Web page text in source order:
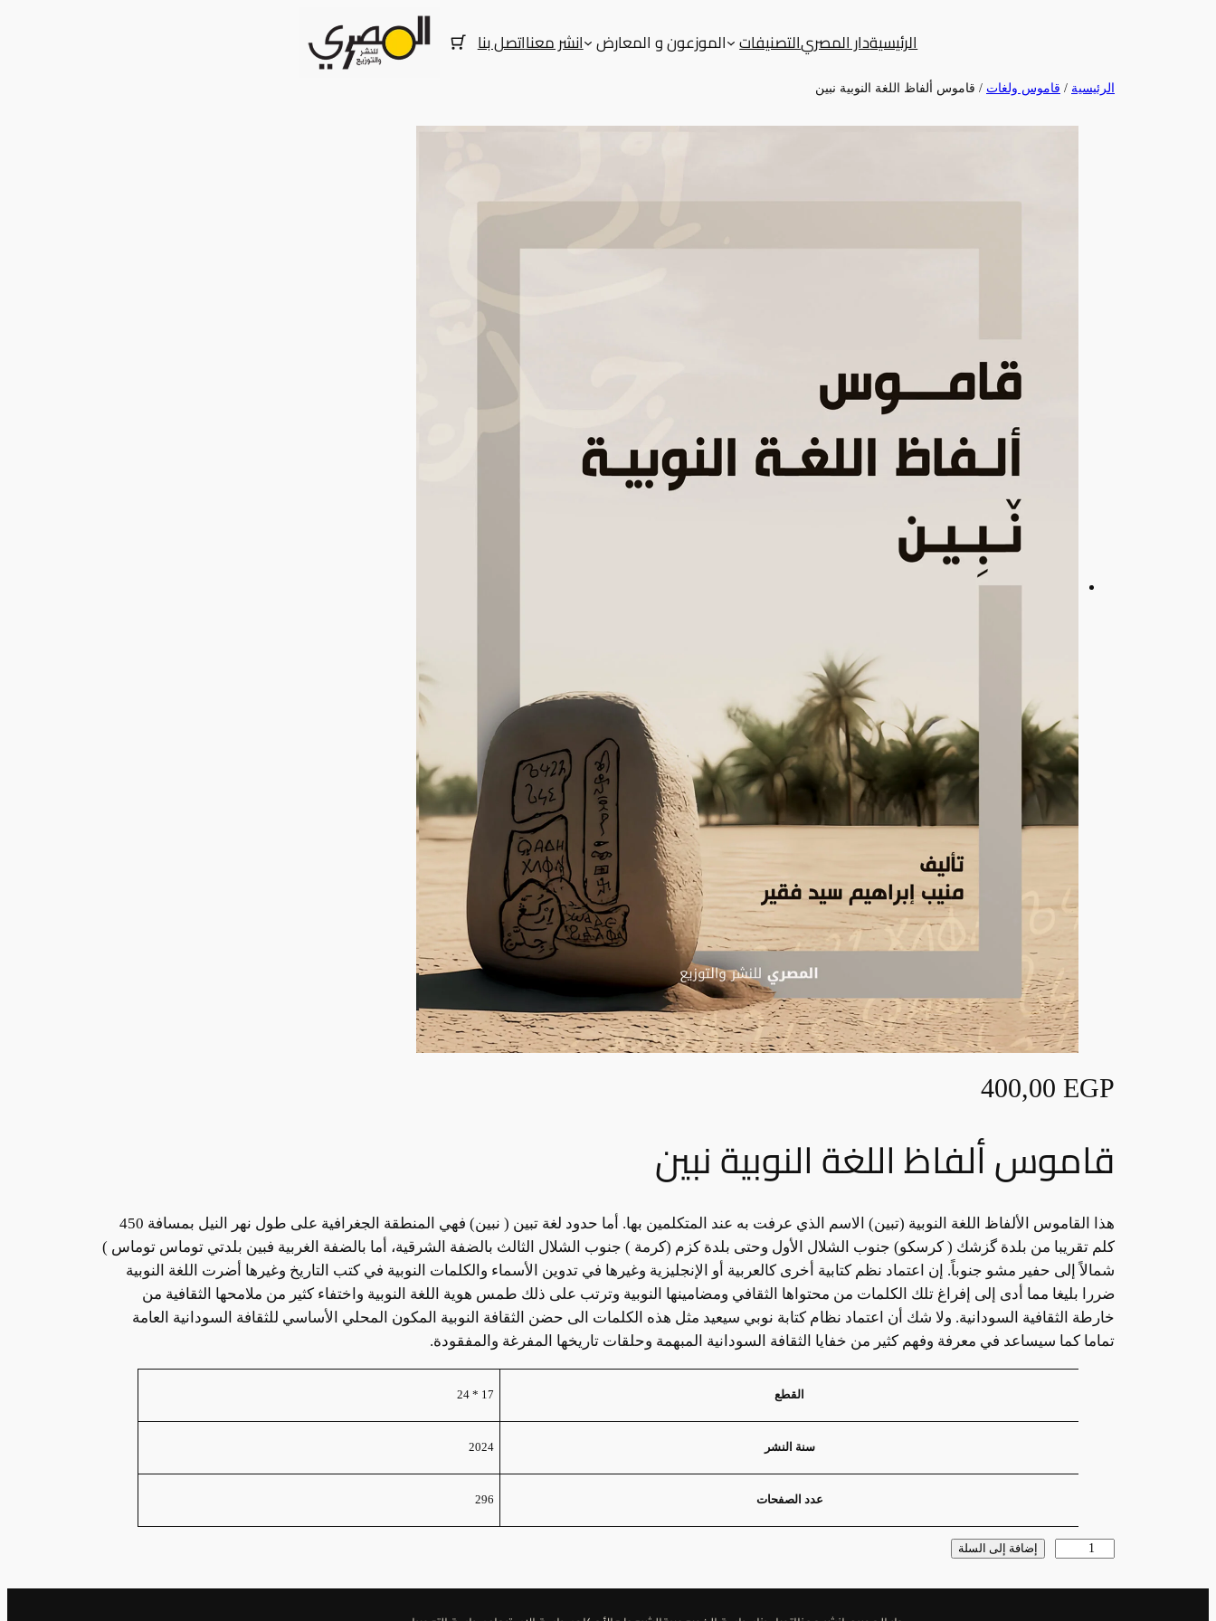
الرئيسيةدار المصريالتصنيفات الموزعون و المعارض انشر معنااتصل بنا
الرئيسية / قاموس ولغات / قاموس ألفاظ اللغة النوبية نبين
400,00 EGP
قاموس ألفاظ اللغة النوبية نبين
هذا القاموس الألفاظ اللغة النوبية (تبين) الاسم الذي عرفت به عند المتكلمين بها. أما حدود لغة تبين ( نبين) فهي المنطقة الجغرافية على طول نهر النيل بمسافة 450
كلم تقريبا من بلدة گزشك ( كرسكو) جنوب الشلال الأول وحتى بلدة كزم (كرمة ) جنوب الشلال الثالث بالضفة الشرقية، أما بالضفة الغربية فبين بلدتي توماس توماس )
شمالاً إلى حفير مشو جنوباً. إن اعتماد نظم كتابية أخرى كالعربية أو الإنجليزية وغيرها في تدوين الأسماء والكلمات النوبية في كتب التاريخ وغيرها أضرت اللغة النوبية
ضررا بليغا مما أدى إلى إفراغ تلك الكلمات من محتواها الثقافي ومضامينها النوبية وترتب على ذلك طمس هوية اللغة النوبية واختفاء كثير من ملامحها الثقافية من
خارطة الثقافية السودانية. ولا شك أن اعتماد نظام كتابة نوبي سيعيد مثل هذه الكلمات الى حضن الثقافة النوبية المكون المحلي الأساسي للثقافة السودانية العامة
تماما كما سيساعد في معرفة وفهم كثير من خفايا الثقافة السودانية المبهمة وحلقات تاريخها المفرغة والمفقودة.
القطع
17 * 24
سنة النشر 2024
عدد الصفحات 296
كمية
إضافة إلى السلة